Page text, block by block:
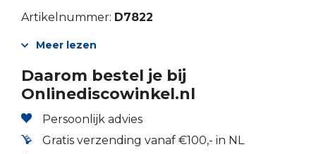
Artikelnummer: D7822
Meer lezen
Daarom bestel je bij
Onlinediscowinkel.nl
Persoonlijk advies
Gratis verzending vanaf €100,- in NL